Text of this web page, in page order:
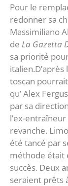
Pour le
redonner sa
Massimiliano
de La Gazetta
sa priorité
toscan
qu’ Alex
par sa
l’ex-entraîneur
revanche.
été tancé par
méthode était
succès. Deux
seraient prêts